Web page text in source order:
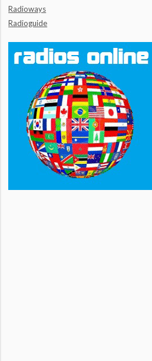
Radioways
Radioguide